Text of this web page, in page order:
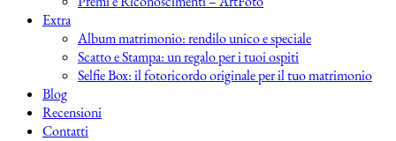
Extra
Album matrimonio: rendilo unico e speciale
Scatto e Stampa: un regalo per i tuoi ospiti
Selfie Box: il fotoricordo originale per il tuo matrimonio
Blog
Recensioni
Contatti